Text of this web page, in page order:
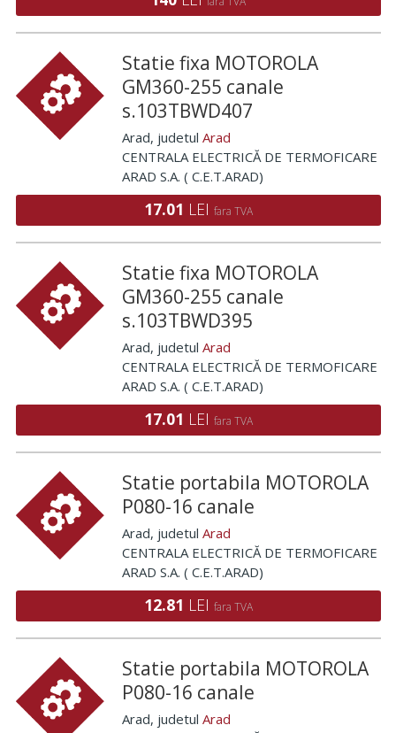
Statie fixa MOTOROLA
GM360-255 canale
s.103TBWD407
Arad, judetul Arad
CENTRALA ELECTRICĂ DE TERMOFICARE
ARAD S.A. ( C.E.T.ARAD)
17.01 LEI fara TVA
Statie fixa MOTOROLA
GM360-255 canale
s.103TBWD395
Arad, judetul Arad
CENTRALA ELECTRICĂ DE TERMOFICARE
ARAD S.A. ( C.E.T.ARAD)
17.01 LEI fara TVA
Statie portabila MOTOROLA
P080-16 canale
Arad, judetul Arad
CENTRALA ELECTRICĂ DE TERMOFICARE
ARAD S.A. ( C.E.T.ARAD)
12.81 LEI fara TVA
Statie portabila MOTOROLA
P080-16 canale
Arad, judetul Arad